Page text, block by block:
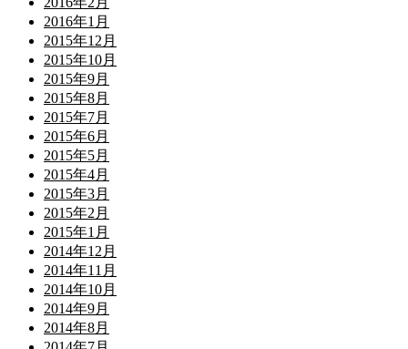
2016年1月
2015年12月
2015年10月
2015年9月
2015年8月
2015年7月
2015年6月
2015年5月
2015年4月
2015年3月
2015年2月
2015年1月
2014年12月
2014年11月
2014年10月
2014年9月
2014年8月